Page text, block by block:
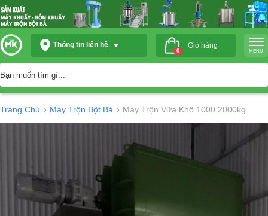
Thông tin liên hệ
0
Giỏ hàng
MENU
Trang Chủ › Máy Trộn Bột Bả › Máy Trộn Vữa Khô 1000 2000kg